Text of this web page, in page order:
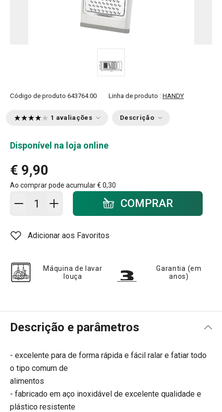
Código de produto 643764.00 Linha de produto : HANDY
1 avaliações Descrição
Disponível na loja online
€ 9,90
Ao comprar pode acumular€ 0,30
Adicionar ao carrinho - quantidadeCOMPRAR
Adicionar aos Favoritos
Máquina de lavar
louça
Garantia (em
anos)
Descrição e parâmetros
- excelente para de forma rápida e fácil ralar e fatiar todo
o tipo comum de
alimentos
- fabricado em aço inoxidável de excelente qualidade e
plástico resistente